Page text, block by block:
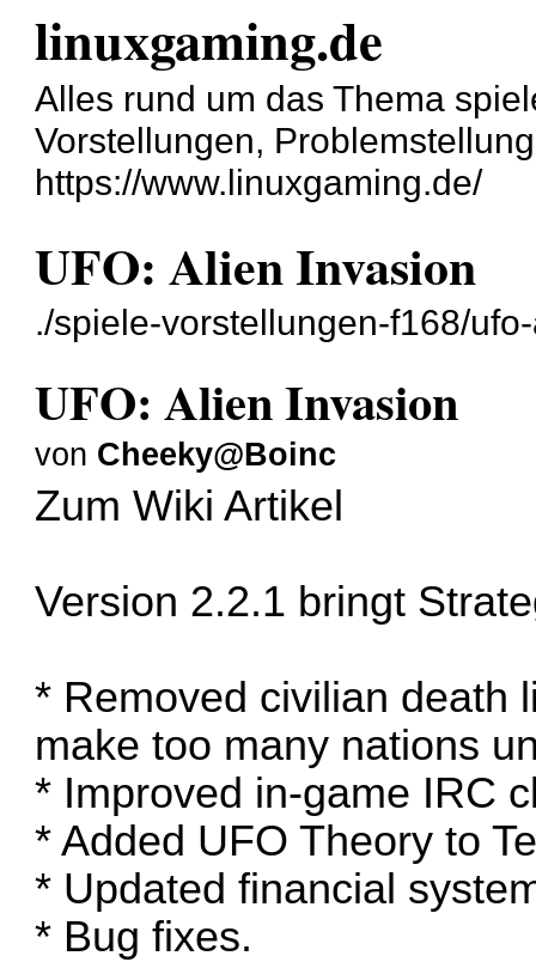
linuxgaming.de
Alles rund um das Thema
Vorstellungen,
https://www.linuxgaming.de/
UFO: Alien Invasion
./spiele-vorstellungen-f168/
UFO: Alien Invasion
von Cheeky@Boinc
Zum Wiki Artikel
Version 2.2.1 bringt
* Removed civilian death
make too many nations
* Improved in-game IRC
* Added UFO Theory to
* Updated financial
* Bug fixes.